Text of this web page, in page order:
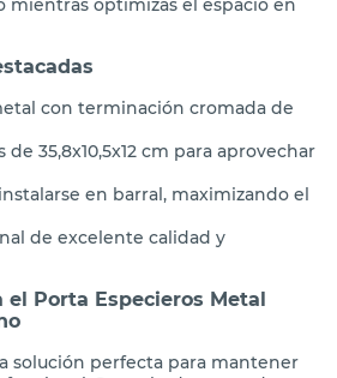
a tener todos tus condimentos
mientras optimizás el espacio en
con terminación cromada de
35,8x10,5x12 cm para aprovechar
en barral, maximizando el
de excelente calidad y
Porta Especieros Metal